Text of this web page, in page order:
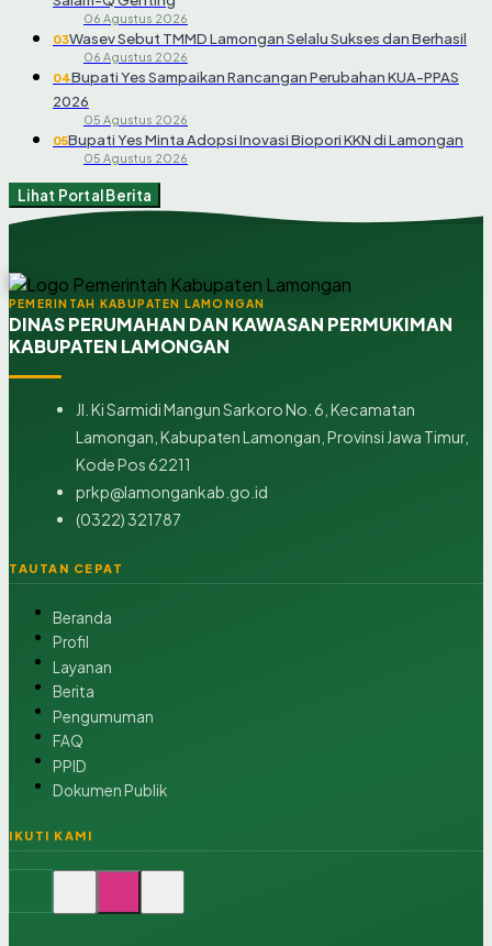
06 Agustus 2026
03Wasev Sebut TMMD Lamongan Selalu Sukses dan Berhasil
06 Agustus 2026
04Bupati Yes Sampaikan Rancangan Perubahan KUA-PPAS
2026
05 Agustus 2026
05Bupati Yes Minta Adopsi Inovasi Biopori KKN di Lamongan
05 Agustus 2026
Lihat Portal Berita
PEMERINTAH KABUPATEN LAMONGAN
DINAS PERUMAHAN DAN KAWASAN PERMUKIMAN
KABUPATEN LAMONGAN
Jl. Ki Sarmidi Mangun Sarkoro No. 6, Kecamatan
Lamongan, Kabupaten Lamongan, Provinsi Jawa Timur,
Kode Pos 62211
prkp@lamongankab.go.id
(0322) 321787
TAUTAN CEPAT
Beranda
Profil
Layanan
Berita
Pengumuman
FAQ
PPID
Dokumen Publik
IKUTI KAMI